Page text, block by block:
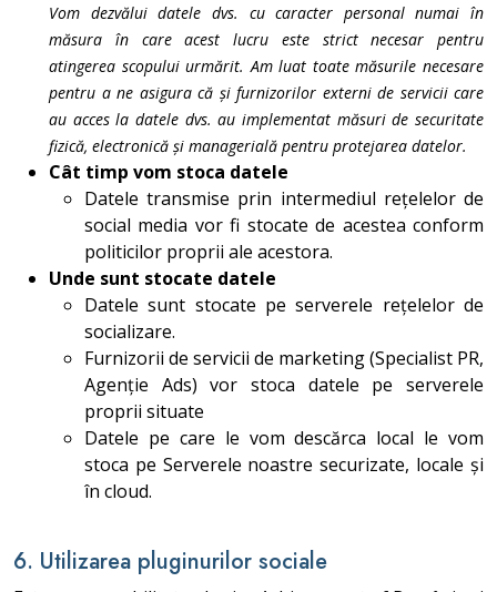
Vom dezvălui datele dvs. cu caracter personal numai în
măsura în care acest lucru este strict necesar pentru
atingerea scopului urmărit. Am luat toate măsurile necesare
pentru a ne asigura că și furnizorilor externi de servicii care
au acces la datele dvs. au implementat măsuri de securitate
fizică, electronică și managerială pentru protejarea datelor.
Cât timp vom stoca datele
Datele transmise prin intermediul rețelelor de
social media vor fi stocate de acestea conform
politicilor proprii ale acestora.
Unde sunt stocate datele
Datele sunt stocate pe serverele rețelelor de
socializare.
Furnizorii de servicii de marketing (Specialist PR,
Agenție Ads) vor stoca datele pe serverele
proprii situate
Datele pe care le vom descărca local le vom
stoca pe Serverele noastre securizate, locale și
în cloud.
6. Utilizarea pluginurilor sociale